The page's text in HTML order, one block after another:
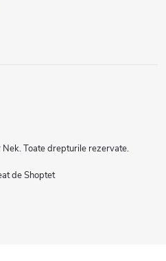
de Shoptet
Nek. Toate drepturile rezervate.